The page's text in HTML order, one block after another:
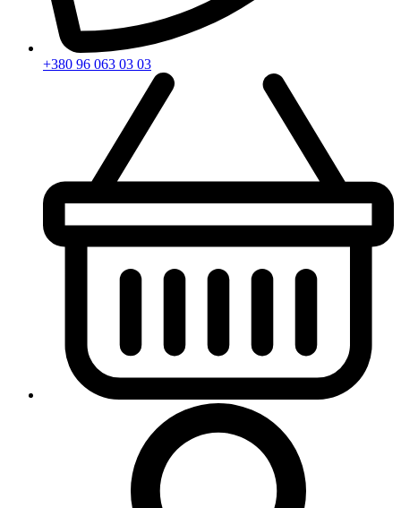
+380 96 063 03 03